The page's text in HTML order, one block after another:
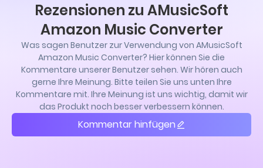
Rezensionen zu AMusicSoft
Amazon Music Converter
Was sagen Benutzer zur Verwendung von AMusicSoft
Amazon Music Converter? Hier können Sie die
Kommentare unserer Benutzer sehen. Wir hören auch
gerne Ihre Meinung. Bitte teilen Sie uns unten Ihre
Kommentare mit. Ihre Meinung ist uns wichtig, damit wir
das Produkt noch besser verbessern können.
Kommentar hinfügen